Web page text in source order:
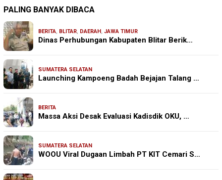
PALING BANYAK DIBACA
BERITA, BLITAR, DAERAH , JAWA TIMUR
Dinas Perhubungan Kabupaten Blitar Berik…
SUMATERA SELATAN
Launching Kampoeng Badah Bejajan Talang …
BERITA
Massa Aksi Desak Evaluasi Kadisdik OKU, …
SUMATERA SELATAN
WOOU Viral Dugaan Limbah PT KIT Cemari S…